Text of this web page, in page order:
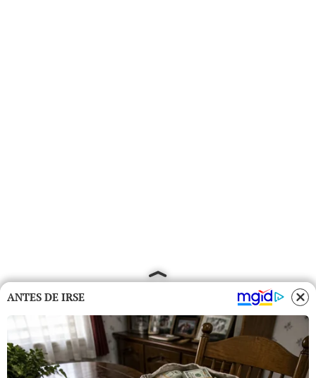
ANTES DE IRSE